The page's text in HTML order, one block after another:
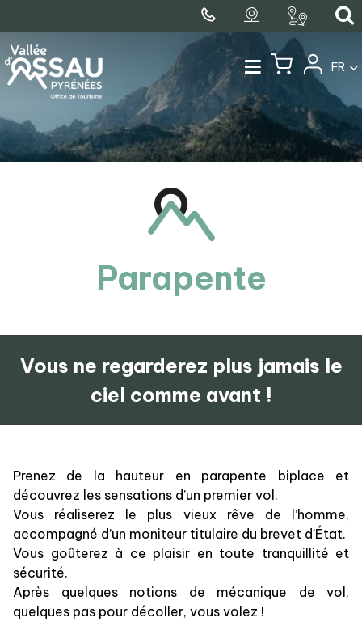
FR
Parapente
Vous ne regarderez plus jamais le
ciel comme avant !
Prenez de la hauteur en parapente biplace et
découvrez les sensations d’un premier vol.
Vous réaliserez le plus vieux rêve de l’homme,
accompagné d’un moniteur titulaire du brevet d’État.
Vous goûterez à ce plaisir en toute tranquillité et
sécurité.
Après quelques notions de mécanique de vol,
quelques pas pour décoller, vous volez !